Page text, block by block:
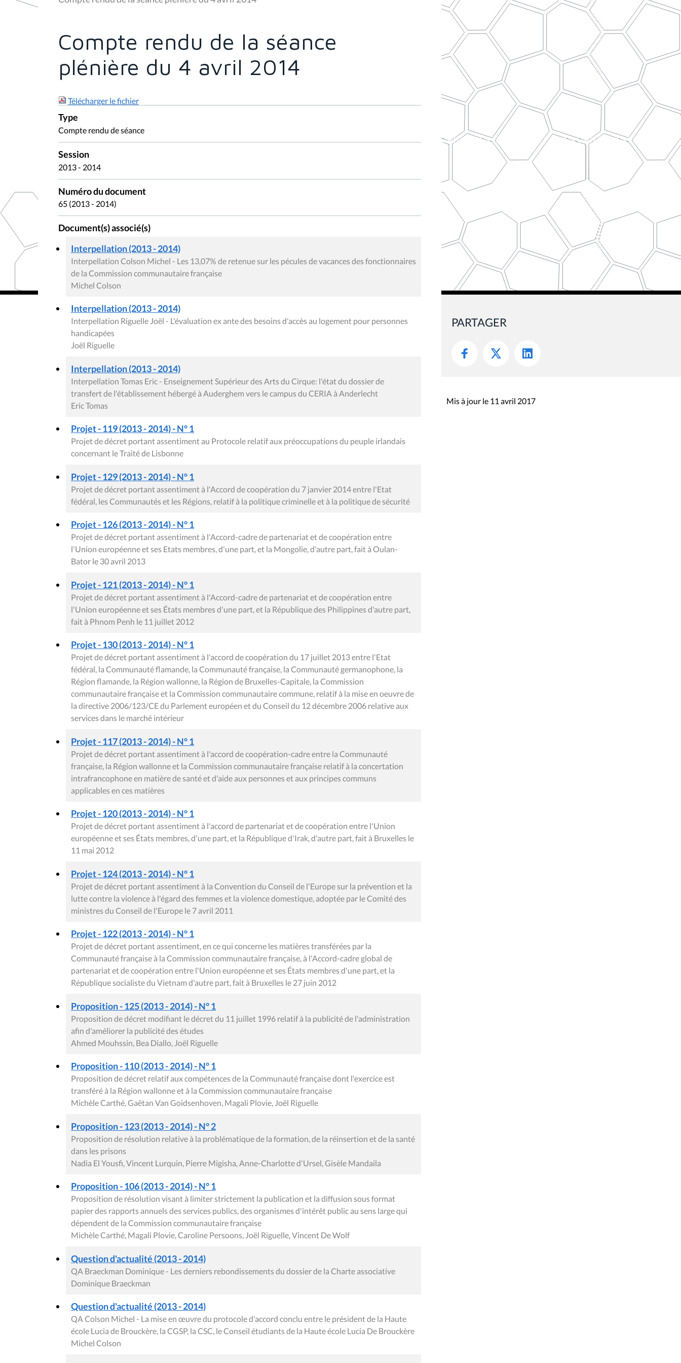
s
s
i
:
Compte rendu de la séance
plénière du 4 avril 2014
Télécharger le fichier
Type
Compte rendu de séance
Session
2013 - 2014
Numéro du document
65 (2013 - 2014)
Document(s) associé(s)
Interpellation (2013 - 2014)
Interpellation Colson Michel - Les 13,07% de retenue sur les pécules de vacances des fonctionnaires
de la Commission communautaire française
Michel Colson
Interpellation (2013 - 2014)
Interpellation Riguelle Joël - L'évaluation ex ante des besoins d'accès au logement pour personnes
handicapées
Joël Riguelle
Interpellation (2013 - 2014)
Interpellation Tomas Eric - Enseignement Supérieur des Arts du Cirque: l'état du dossier de
transfert de l'établissement hébergé à Auderghem vers le campus du CERIA à Anderlecht
Eric Tomas
Projet - 119 (2013 - 2014) - N° 1
Projet de décret portant assentiment au Protocole relatif aux préoccupations du peuple irlandais
concernant le Traité de Lisbonne
Projet - 129 (2013 - 2014) - N° 1
Projet de décret portant assentiment à l'Accord de coopération du 7 janvier 2014 entre l'Etat
fédéral, les Communautés et les Régions, relatif à la politique criminelle et à la politique de sécurité
Projet - 126 (2013 - 2014) - N° 1
Projet de décret portant assentiment à l'Accord-cadre de partenariat et de coopération entre
l'Union européenne et ses Etats membres, d'une part, et la Mongolie, d'autre part, fait à Oulan-
Bator le 30 avril 2013
Projet - 121 (2013 - 2014) - N° 1
Projet de décret portant assentiment à l'Accord-cadre de partenariat et de coopération entre
l'Union européenne et ses États membres d'une part, et la République des Philippines d'autre part,
fait à Phnom Penh le 11 juillet 2012
Projet - 130 (2013 - 2014) - N° 1
Projet de décret portant assentiment à l'accord de coopération du 17 juillet 2013 entre l'Etat
fédéral, la Communauté flamande, la Communauté française, la Communauté germanophone, la
Région flamande, la Région wallonne, la Région de Bruxelles-Capitale, la Commission
communautaire française et la Commission communautaire commune, relatif à la mise en oeuvre de
la directive 2006/123/CE du Parlement européen et du Conseil du 12 décembre 2006 relative aux
services dans le marché intérieur
Projet - 117 (2013 - 2014) - N° 1
Projet de décret portant assentiment à l'accord de coopération-cadre entre la Communauté
française, la Région wallonne et la Commission communautaire française relatif à la concertation
intrafrancophone en matière de santé et d'aide aux personnes et aux principes communs
applicables en ces matières
Projet - 120 (2013 - 2014) - N° 1
Projet de décret portant assentiment à l'accord de partenariat et de coopération entre l'Union
européenne et ses États membres, d'une part, et la République d'Irak, d'autre part, fait à Bruxelles le
11 mai 2012
Projet - 124 (2013 - 2014) - N° 1
Projet de décret portant assentiment à la Convention du Conseil de l'Europe sur la prévention et la
lutte contre la violence à l'égard des femmes et la violence domestique, adoptée par le Comité des
ministres du Conseil de l'Europe le 7 avril 2011
Projet - 122 (2013 - 2014) - N° 1
Projet de décret portant assentiment, en ce qui concerne les matières transférées par la
Communauté française à la Commission communautaire française, à l'Accord-cadre global de
partenariat et de coopération entre l'Union européenne et ses États membres d'une part, et la
République socialiste du Vietnam d'autre part, fait à Bruxelles le 27 juin 2012
Proposition - 125 (2013 - 2014) - N° 1
Proposition de décret modifiant le décret du 11 juillet 1996 relatif à la publicité de l'administration
afin d'améliorer la publicité des études
Ahmed Mouhssin, Bea Diallo, Joël Riguelle
Proposition - 110 (2013 - 2014) - N° 1
Proposition de décret relatif aux compétences de la Communauté française dont l'exercice est
transféré à la Région wallonne et à la Commission communautaire française
Michèle Carthé, Gaëtan Van Goidsenhoven, Magali Plovie, Joël Riguelle
Proposition - 123 (2013 - 2014) - N° 2
Proposition de résolution relative à la problématique de la formation, de la réinsertion et de la santé
dans les prisons
Nadia El Yousfi, Vincent Lurquin, Pierre Migisha, Anne-Charlotte d'Ursel, Gisèle Mandaila
Proposition - 106 (2013 - 2014) - N° 1
Proposition de résolution visant à limiter strictement la publication et la diffusion sous format
papier des rapports annuels des services publics, des organismes d'intérêt public au sens large qui
dépendent de la Commission communautaire française
Michèle Carthé, Magali Plovie, Caroline Persoons, Joël Riguelle, Vincent De Wolf
Question d'actualité (2013 - 2014)
QA Braeckman Dominique - Les derniers rebondissements du dossier de la Charte associative
Dominique Braeckman
Question d'actualité (2013 - 2014)
QA Colson Michel - La mise en œuvre du protocole d'accord conclu entre le président de la Haute
école Lucia de Brouckère, la CGSP, la CSC, le Conseil étudiants de la Haute école Lucia De Brouckère
Michel Colson
PARTAGER
Mis à jour le 11 avril 2017